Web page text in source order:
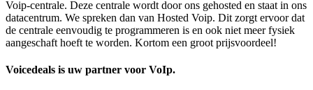
Voip-centrale. Deze centrale wordt door ons gehosted en staat in ons
datacentrum. We spreken dan van Hosted Voip. Dit zorgt ervoor dat
de centrale eenvoudig te programmeren is en ook niet meer fysiek
aangeschaft hoeft te worden. Kortom een groot prijsvoordeel!
Voicedeals is uw partner voor VoIp.